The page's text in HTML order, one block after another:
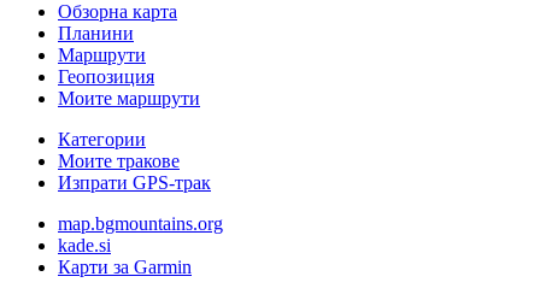
Обзорна карта
Планини
Маршрути
Геопозиция
Моите маршрути
Категории
Моите тракове
Изпрати GPS-трак
map.bgmountains.org
kade.si
Карти за Garmin